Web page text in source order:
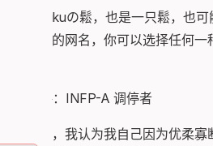
这是Mikuの鬆，也是一只鬆，也可
我曾经的网名，你可以选择任何
16人格：INFP-A 调停者
现实中，我认为我自己因为优柔